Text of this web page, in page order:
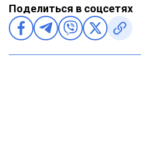
Поделиться в соцсетях